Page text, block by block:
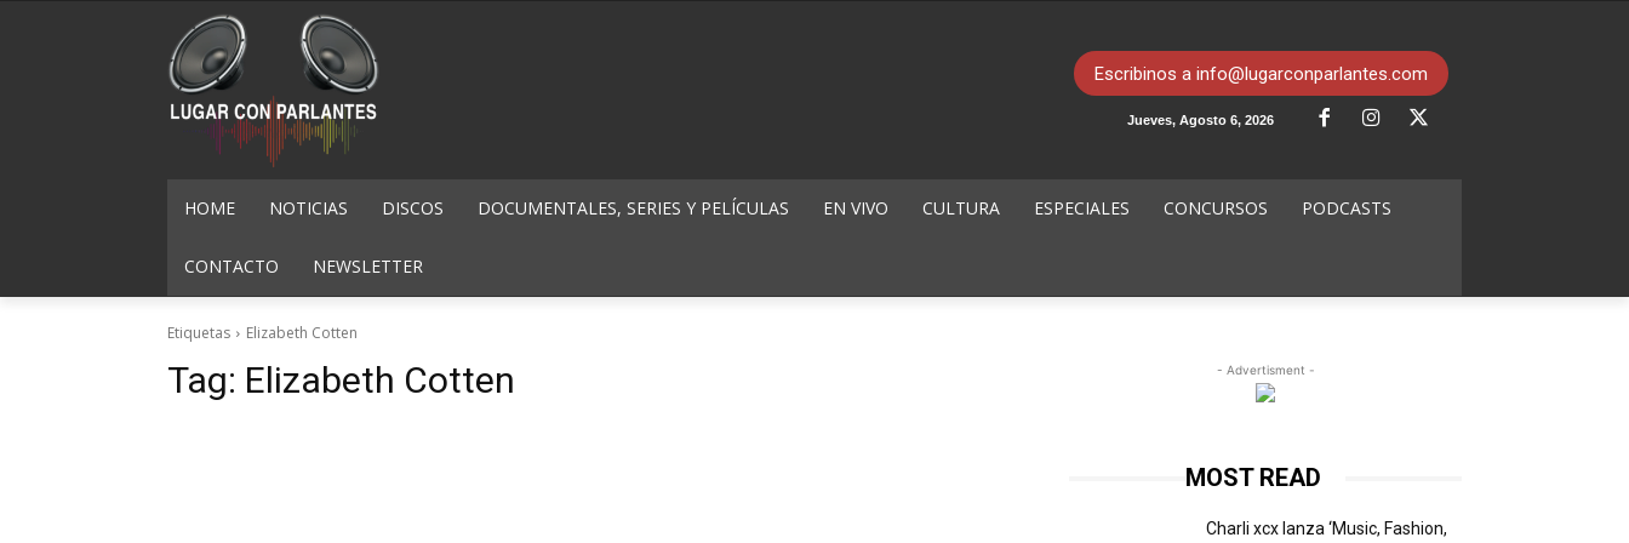
Escribinos a info@lugarconparlantes.com
Jueves, Agosto 6, 2026
HOME NOTICIAS DISCOS DOCUMENTALES, SERIES Y PELÍCULAS EN VIVO CULTURA ESPECIALES CONCURSOS PODCASTS
CONTACTO NEWSLETTER
Etiquetas Elizabeth Cotten
Tag: Elizabeth Cotten - Advertisment -
MOST READ
Charli xcx lanza ‘Music, Fashion,